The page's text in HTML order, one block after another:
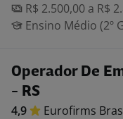
R$ 2.500,00 a R$
Ensino Médio (2º
Operador De
- RS
4,9 Eurofirms